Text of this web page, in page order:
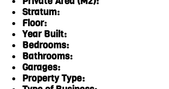
Stratum:
Floor:
Year Built:
Bedrooms:
Bathrooms:
Garages:
Property Type: